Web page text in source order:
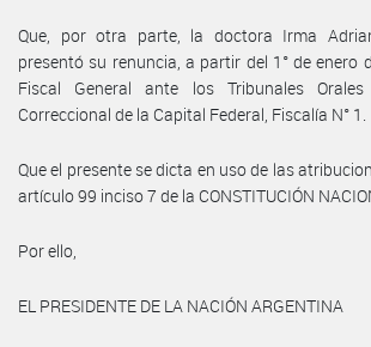
Que, por otra parte, la doctora Irma
presentó su renuncia, a partir del 1° de enero
Fiscal General ante los Tribunales
Correccional de la Capital Federal, Fiscalía N° 1.
Que el presente se dicta en uso de las
artículo 99 inciso 7 de la CONSTITUCIÓN
Por ello,
EL PRESIDENTE DE LA NACIÓN ARGENTINA